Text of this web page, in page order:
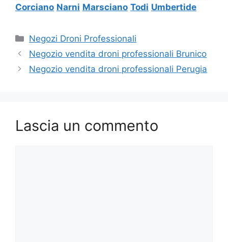
Corciano Narni Marsciano Todi Umbertide
Categorie
Negozi Droni Professionali
Negozio vendita droni professionali Brunico
Negozio vendita droni professionali Perugia
Lascia un commento